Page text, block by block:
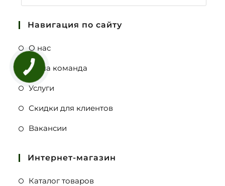
Навигация по сайту
О нас
Наша команда
Услуги
Скидки для клиентов
Вакансии
Интернет-магазин
Каталог товаров